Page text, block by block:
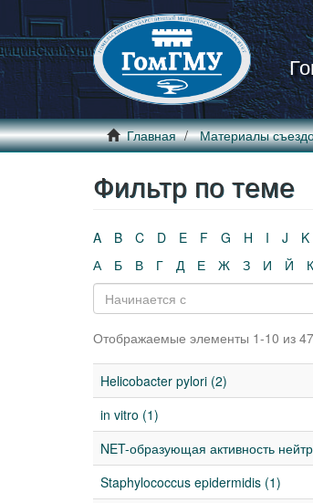
Главная Материалы
Фильтр по теме
A B C D E F G H I J K
А
Б В Г Д Е Ж З И Й К
Отображаемые элементы 1-10 из
Helicobacter pylori (2)
in vitro (1)
NET-образующая активность
Staphylococcus epidermidis (1)